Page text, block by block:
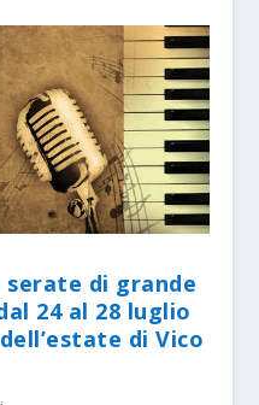
serate di grande
24 al 28 luglio
di Vico